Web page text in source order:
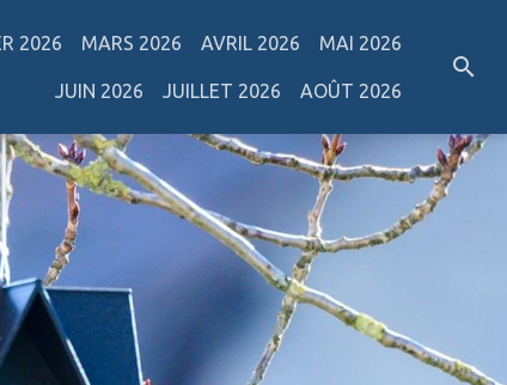
2026 MARS 2026 AVRIL 2026 MAI 2026
JUIN 2026 JUILLET 2026 AOÛT 2026